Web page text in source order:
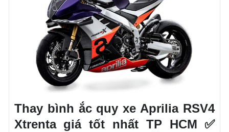
Thay bình ắc quy xe Aprilia RSV4
Xtrenta giá tốt nhất TP HCM ✅